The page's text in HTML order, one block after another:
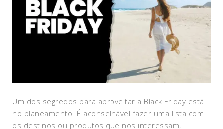
Um dos segredos para aproveitar a Black Friday está
no planeamento. É aconselhável fazer uma lista com
os destinos ou produtos que nos interessam,